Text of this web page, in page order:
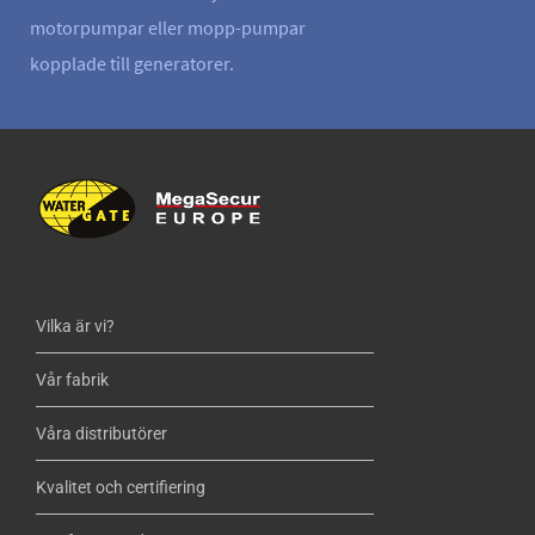
motorpumpar eller mopp-pumpar
kopplade till generatorer.
Vilka är vi?
Vår fabrik
Våra distributörer
Kvalitet och certifiering